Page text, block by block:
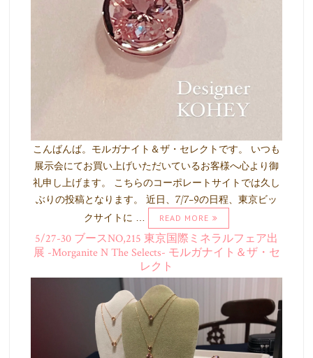
こんばんば。モルガナイト＆ザ・セレクトです。 いつも
展示会にてお買い上げいただいているお客様へ心より御
礼申し上げます。 こちらのコーポレートサイトでは久し
ぶりの投稿となります。 近日、7/7-9の日程、東京ビッ
クサイトに …
READ MORE
5/27-30 ブースNO,215 東京国際ミネラルフェア出
展 -Morganite N The Selects- モルガナイト＆ザ・セ
レクト